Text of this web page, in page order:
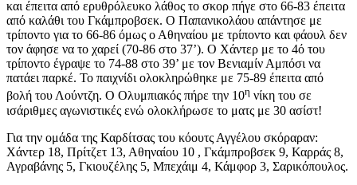
και έπειτα από ερυθρόλευκο λάθος το σκορ πήγε στο 66-83 έπειτα
από καλάθι του Γκάμπροβσεκ. Ο Παπανικολάου απάντησε με
τρίποντο για το 66-86 όμως ο Αθηναίου με τρίποντο και φάουλ δεν
τον άφησε να το χαρεί (70-86 στο 37’). Ο Χάντερ με το 4ό του
τρίποντο έγραψε το 74-88 στο 39’ με τον Βενιαμίν Αμπόσι να
πατάει παρκέ. Το παιχνίδι ολοκληρώθηκε με 75-89 έπειτα από
βολή του Λούντζη. Ο Ολυμπιακός πήρε την 10η νίκη του σε
ισάριθμες αγωνιστικές ενώ ολοκλήρωσε το ματς με 30 ασίστ!
Για την ομάδα της Καρδίτσας του κόουτς Αγγέλου σκόραραν:
Χάντερ 18, Πρίτζετ 13, Αθηναίου 10 , Γκάμπροβσεκ 9, Καρράς 8,
Αγραβάνης 5, Γκιουζέλης 5, Μπεχάιμ 4, Κάμφορ 3, Σαρικόπουλος.